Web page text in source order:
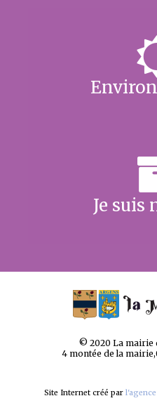
Je suis
© 2020 La mairie
4 montée de la
Site Internet créé par